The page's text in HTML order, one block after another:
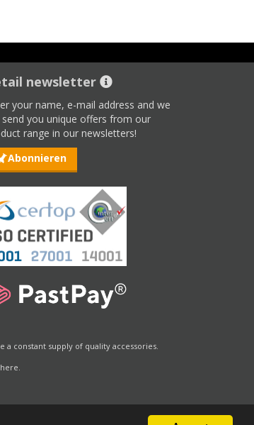
newsletter
your name, e-mail address and we
send you unique offers from our
range in our newsletters!
Abonnieren
constant supply of quality accessories.